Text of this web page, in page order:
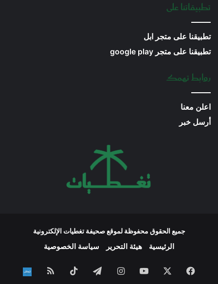
تطبيقاتنا على
تطبيقنا على متجر ابل
تطبيقنا على متجر google play
روابط تهمك
اعلن معنا
أرسل خبر
جميع الحقوق محفوظة لموقع صحيفة تغطيات الإلكترونية
الرئيسية هيئة التحرير سياسة الخصوصية
فيسبوك ‫YouTubeانستقرامتيلقرام ‫TikTokملخص